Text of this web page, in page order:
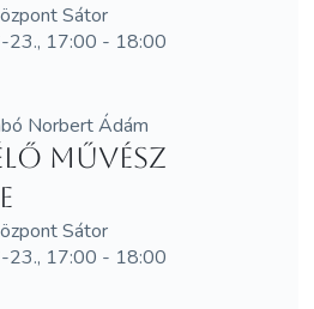
Sátor
17:00 - 18:00
Norbert Ádám
művész
Sátor
17:00 - 18:00